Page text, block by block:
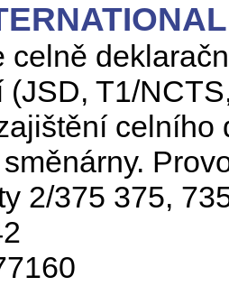
celně
T1/
celního
2/375 375,